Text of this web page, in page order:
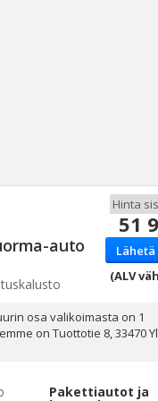
51
(ALV
auto
osa valikoimasta on 1
on Tuottotie 8, 33470
Pakettiautot ja